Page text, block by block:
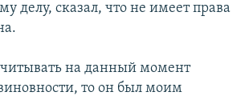
делу, сказал, что не имеет права
на данный момент
то он был моим